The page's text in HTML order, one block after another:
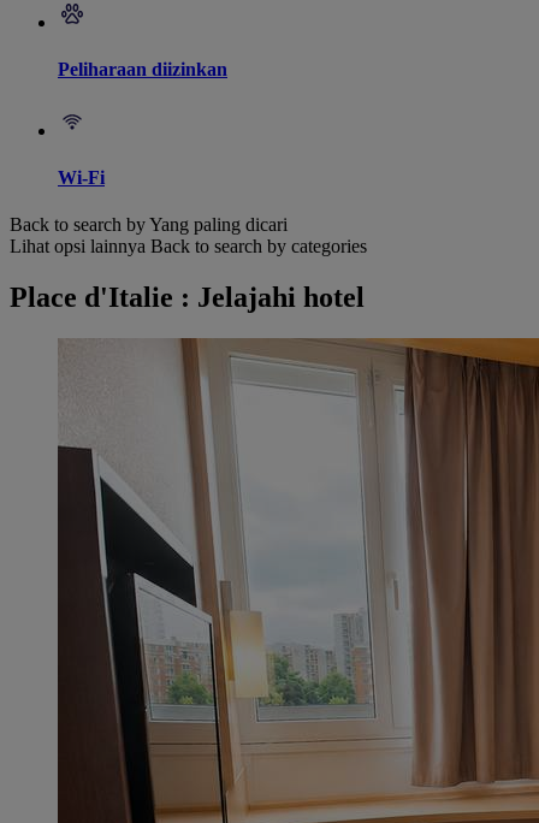
Peliharaan diizinkan
Wi-Fi
Back to search by Yang paling dicari
Lihat opsi lainnya Back to search by categories
Place d'Italie : Jelajahi hotel